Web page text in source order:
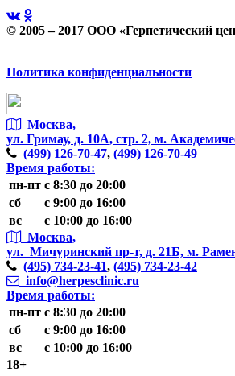
© 2005 – 2017 ООО «Герпетический
Политика конфиденциальности
Москва,
ул. Гримау, д. 10А, стр. 2, м.
(499) 126-70-47, (499) 126-70-49
Время работы:
пн-пт с 8:30 до 20:00
сб
с 9:00 до 16:00
вс
с 10:00 до 16:00
Москва,
ул. Мичуринский пр-т, д. 21Б, м.
(495) 734-23-41, (495) 734-23-42
info@herpesclinic.ru
Время работы:
пн-пт с 8:30 до 20:00
сб
с 9:00 до 16:00
вс
с 10:00 до 16:00
18+